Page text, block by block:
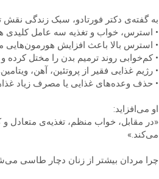
به گفته‌ی دکتر فورتادو، سبک زندگی نقش
• استرس، خواب و تغذیه سه عامل کلیدی
• استرس بالا باعث افزایش هورمون‌هایی
• کم‌خوابی روند ترمیم بدن را مختل
• رژیم غذایی فقیر از پروتئین، آهن،
• حذف وعده‌های غذایی یا مصرف زیاد
او می‌افزاید:
«در مقابل، خواب منظم، تغذیه‌ی
می‌کند.»
چرا مردان بیشتر از زنان دچار طاسی